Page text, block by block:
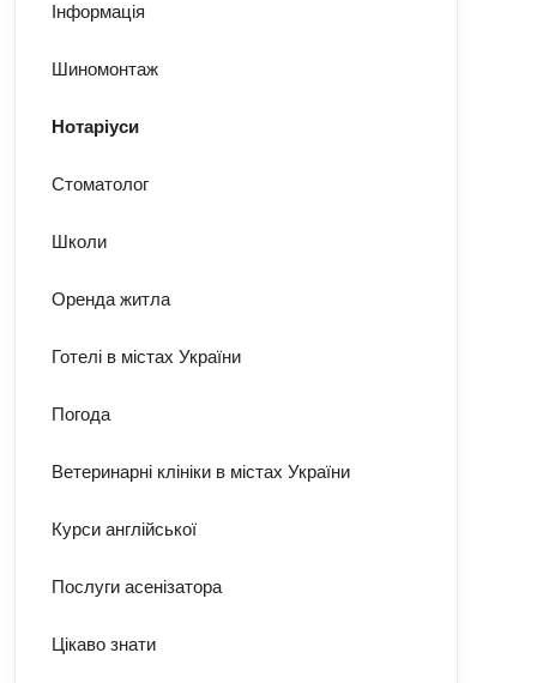
Інформація
Шиномонтаж
Нотаріуси
Стоматолог
Школи
Оренда житла
Готелі в містах України
Погода
Ветеринарні клініки в містах України
Курси англійської
Послуги асенізатора
Цікаво знати